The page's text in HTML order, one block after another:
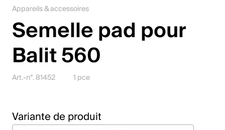
Webshop
Français (Suisse)
Veuillez sélectionner un pays et une langue
Deutsch
Appareils & accessoires
Semelle pad pour
Balit 560
Art.-n°. 81452 1 pce
Variante de produit